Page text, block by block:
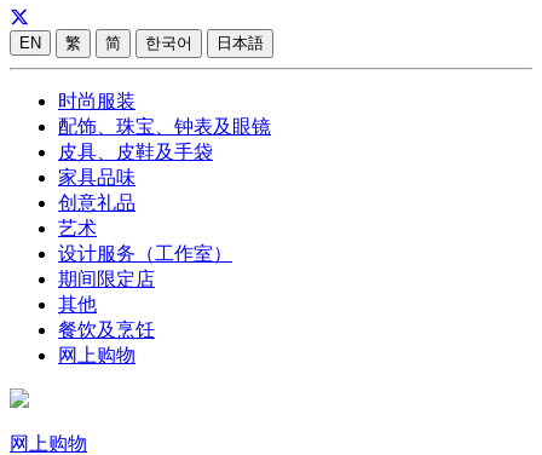
EN 繁 简 한국어 日本語
时尚服装
配饰、珠宝、钟表及眼镜
皮具、皮鞋及手袋
家具品味
创意礼品
艺术
设计服务（工作室）
期间限定店
其他
餐饮及烹饪
网上购物
网上购物